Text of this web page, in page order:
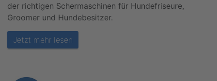
der richtigen Schermaschinen für Hundefriseure,
Groomer und Hundebesitzer.
Jetzt mehr lesen